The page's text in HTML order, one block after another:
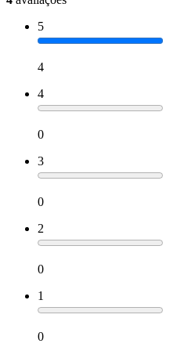
5
4
4
0
3
0
2
0
1
0